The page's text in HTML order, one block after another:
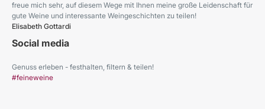
freue mich sehr, auf diesem Wege mit Ihnen meine große Leidenschaft für
gute Weine und interessante Weingeschichten zu teilen!
Elisabeth Gottardi
Social media
Genuss erleben - festhalten, filtern & teilen!
#feineweine